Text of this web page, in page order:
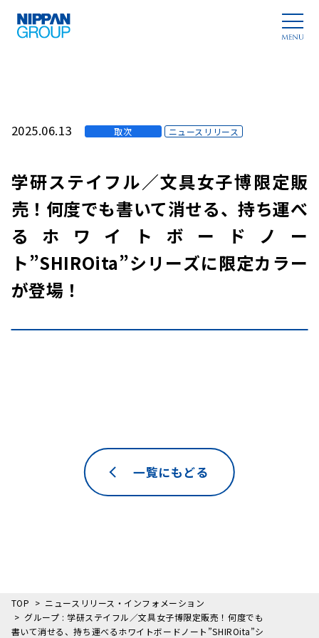
2025.06.13 取次 ニュースリリース
学研ステイフル／文具女子博限定販
売！何度でも書いて消せる、持ち運べ
るホワイトボードノー
ト”SHIROita”シリーズに限定カラー
が登場！
一覧にもどる
TOP
ニュースリリース・インフォメーション
グループ : 学研ステイフル／文具女子博限定販売！何度でも
書いて消せる、持ち運べるホワイトボードノート”SHIROita”シ